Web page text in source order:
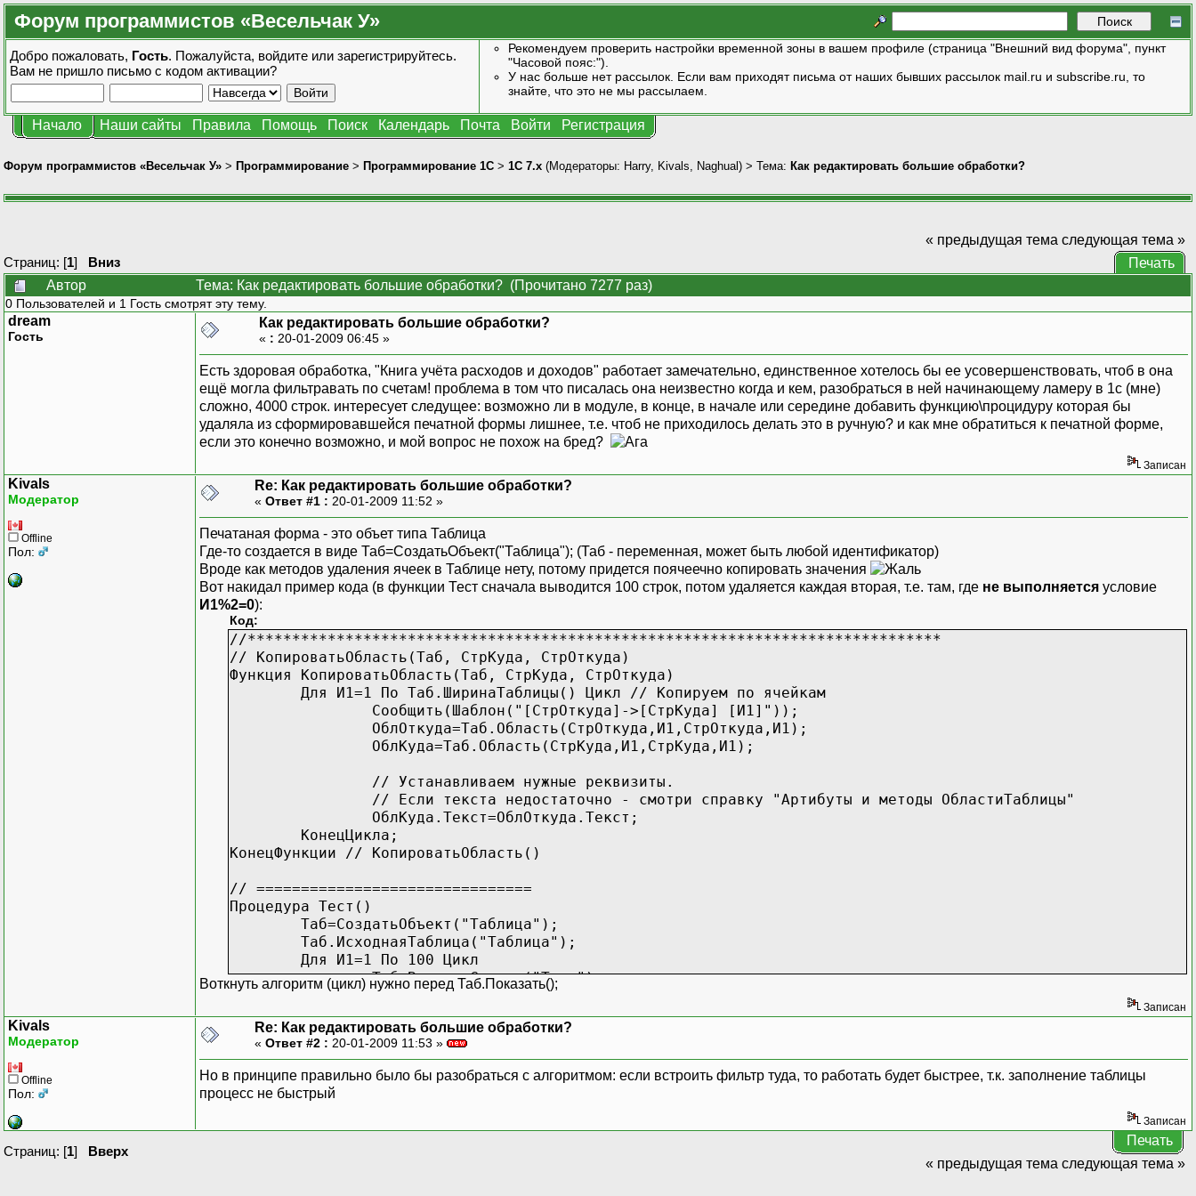
Форум программистов «Весельчак У»
Добро пожаловать, Гость. Пожалуйста, войдите или зарегистрируйтесь.
Вам не пришло письмо с кодом активации?
Рекомендуем проверить настройки временной зоны в вашем профиле (страница "Внешний вид форума", пункт
"Часовой пояс:").
У нас больше нет рассылок. Если вам приходят письма от наших бывших рассылок mail.ru и subscribe.ru, то
знайте, что это не мы рассылаем.
Начало Наши сайты Правила Помощь Поиск Календарь Почта Войти Регистрация
Форум программистов «Весельчак У» > Программирование > Программирование 1С > 1С 7.x (Модераторы: Harry, Kivals Naghual) > Тема: Как редактировать большие обработки?
Страниц: [1] Вниз
« предыдущая тема следующая тема »
Печать
Автор
Тема: Как редактировать большие обработки? (Прочитано 7277 раз)
0 Пользователей и 1 Гость смотрят эту тему.
dream
Гость
Как редактировать большие обработки?
« : 20-01-2009 06:45 »
Есть здоровая обработка, "Книга учёта расходов и доходов" работает замечательно, единственное хотелось бы ее усовершенствовать, чтоб в она
ещё могла фильтравать по счетам! проблема в том что писалась она неизвестно когда и кем, разобраться в ней начинающему ламеру в 1с (мне)
сложно, 4000 строк. интересует следущее: возможно ли в модуле, в конце, в начале или середине добавить функцию\процидуру которая бы
удаляла из сформировавшейся печатной формы лишнее, т.е. чтоб не приходилось делать это в ручную? и как мне обратиться к печатной форме,
если это конечно возможно, и мой вопрос не похож на бред?
Записан
Kivals
Модератор
Offline
Пол:
Re: Как редактировать большие обработки?
« Ответ #1 : 20-01-2009 11:52 »
Печатаная форма - это объет типа Таблица
Где-то создается в виде Таб=СоздатьОбъект("Таблица"); (Таб - переменная, может быть любой идентификатор)
Вроде как методов удаления ячеек в Таблице нету, потому придется поячеечно копировать значения
Вот накидал пример кода (в функции Тест сначала выводится 100 строк, потом удаляется каждая вторая, т.е. там, где не выполняется условие
И1%2=0):
Код:
//******************************************************************************
// КопироватьОбласть(Таб, СтрКуда, СтрОткуда)
Функция КопироватьОбласть(Таб, СтрКуда, СтрОткуда)
Для И1=1 По Таб.ШиринаТаблицы() Цикл // Копируем по ячейкам
Сообщить(Шаблон("[СтрОткуда]->[СтрКуда] [И1]"));
ОблОткуда=Таб.Область(СтрОткуда,И1,СтрОткуда,И1);
ОблКуда=Таб.Область(СтрКуда,И1,СтрКуда,И1);
// Устанавливаем нужные реквизиты.
// Если текста недостаточно - смотри справку "Артибуты и методы ОбластиТаблицы"
ОблКуда.Текст=ОблОткуда.Текст;
КонецЦикла;
КонецФункции // КопироватьОбласть()
// ===============================
Процедура Тест()
Таб=СоздатьОбъект("Таблица");
Таб.ИсходнаяТаблица("Таблица");
Для И1=1 По 100 Цикл
Таб.ВывестиСекцию("Тест");
КонецЦикла;
Таб.Показать();
Стр=0;
Шир=Таб.ШиринаТаблицы();
Для И1=1 По Таб.ВысотаТаблицы() Цикл
Если И1%2=0 Тогда Стр=Стр+1; КонецЕсли;
Воткнуть алгоритм (цикл) нужно перед Таб.Показать();
Записан
Kivals
Модератор
Offline
Пол:
Re: Как редактировать большие обработки?
« Ответ #2 : 20-01-2009 11:53 »
Но в принципе правильно было бы разобраться с алгоритмом: если встроить фильтр туда, то работать будет быстрее, т.к. заполнение таблицы
процесс не быстрый
Записан
Страниц: [1] Вверх
Печать
« предыдущая тема следующая тема »